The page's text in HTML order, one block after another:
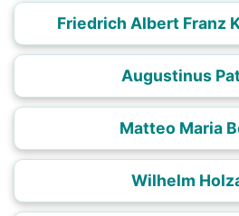
Friedrich Albert Franz
Augustinus
Matteo Maria
Wilhelm